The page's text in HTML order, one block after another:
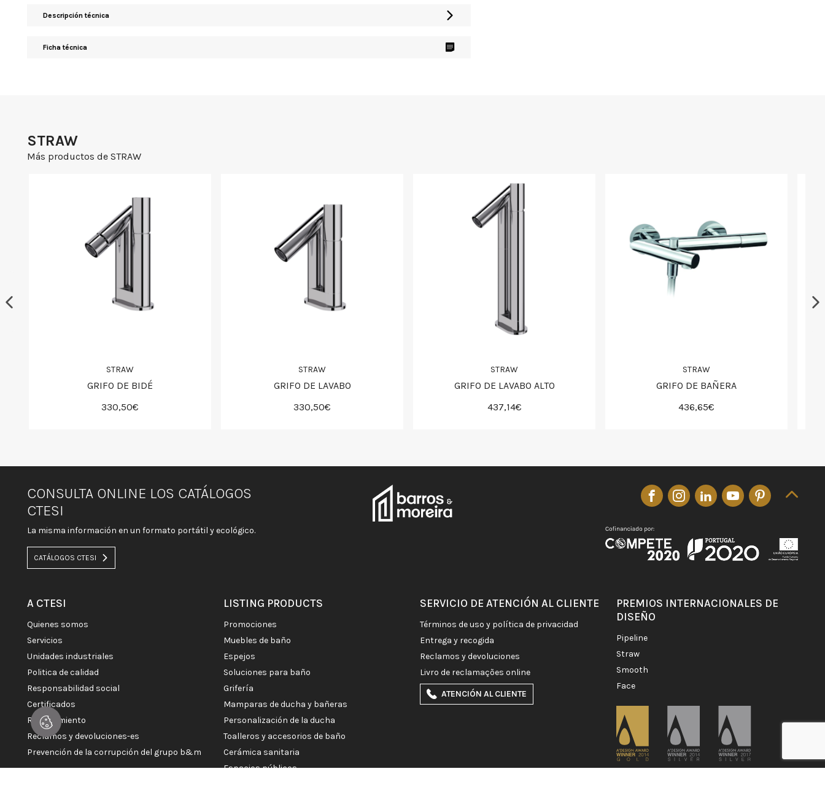
Descripción técnica
Ficha técnica
STRAW
Más productos de STRAW
STRAW
GRIFO DE BIDÉ
330,50€
STRAW
GRIFO DE LAVABO
330,50€
STRAW
GRIFO DE LAVABO ALTO
437,14€
STRAW
GRIFO DE BAÑERA
436,65€
CONSULTA ONLINE LOS CATÁLOGOS
CTESI
La misma información en un formato portátil y ecológico.
CATÁLOGOS CTESI
A CTESI
quienes somos
servicios
unidades industriales
politica de calidad
responsabilidad social
certificados
reclutamiento
reclamos y devoluciones-es
prevención de la corrupción del grupo b&m
LISTING PRODUCTS
promociones
muebles de baño
espejos
soluciones para baño
grifería
mamparas de ducha y bañeras
personalización de la ducha
toalleros y accesorios de baño
cerámica sanitaria
espacios públicos
SERVICIO DE ATENCIÓN AL CLIENTE
términos de uso y política de privacidad
entrega y recogida
reclamos y devoluciones
livro de reclamações online
ATENCIÓN AL CLIENTE
PREMIOS INTERNACIONALES DE
DISEÑO
pipeline
straw
smooth
face